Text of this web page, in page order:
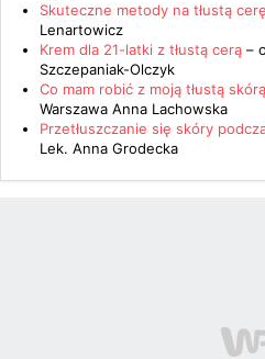
Skuteczne metody na tłustą cerę
Lenartowicz
Krem dla 21-latki z tłustą cerą –
Szczepaniak-Olczyk
Co mam robić z moją tłustą
Warszawa Anna Lachowska
Przetłuszczanie się skóry
Lek. Anna Grodecka